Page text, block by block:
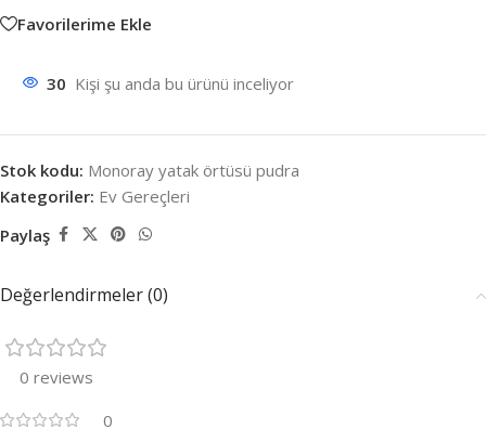
Favorilerime Ekle
30 Kişi şu anda bu ürünü inceliyor
Stok kodu: Monoray yatak örtüsü pudra
Kategoriler: Ev Gereçleri
Paylaş
Değerlendirmeler (0)
0 reviews
0